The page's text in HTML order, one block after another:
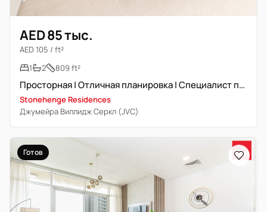
AED 85 тыс.
AED 105 / ft²
1
2 809 ft²
Просторная | Отличная планировка | Специалист по недвижимости
Stonehenge Residences
Джумейра Виллидж Серкл (JVC)
Готов